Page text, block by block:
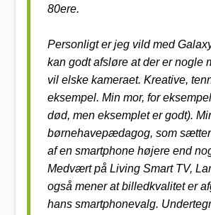
80ere.
Personligt er jeg vild med
kan godt afsløre at der er nogle
vil elske kameraet. Kreative,
eksempel. Min mor, for
død, men eksemplet er godt).
børnehavepædagog, som
af en smartphone højere end
Medvært på Living Smart TV,
også mener at billedkvalitet er
hans smartphonevalg.